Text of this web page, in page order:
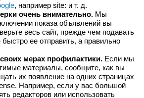
, например site: и т. д.
очень внимательно. Мы
показа объявлений вы
весь сайт, прежде чем подавать
ее отправить, а правильно
мерах профилактики. Если мы
материалы, сообщите, как вы
их появление на одних страницах
Например, если у вас большой